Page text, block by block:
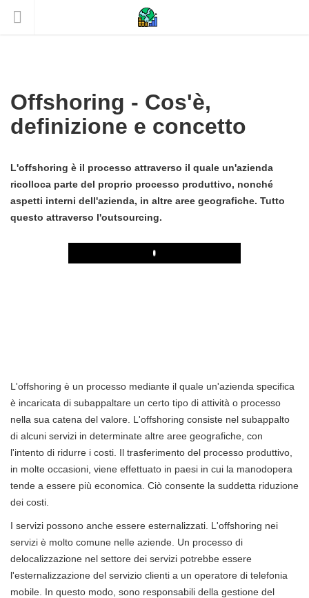
Offshoring - Cos'è,
definizione e concetto
L'offshoring è il processo attraverso il quale un'azienda
ricolloca parte del proprio processo produttivo, nonché
aspetti interni dell'azienda, in altre aree geografiche. Tutto
questo attraverso l'outsourcing.
Play
L'offshoring è un processo mediante il quale un'azienda specifica
è incaricata di subappaltare un certo tipo di attività o processo
nella sua catena del valore. L'offshoring consiste nel subappalto
di alcuni servizi in determinate altre aree geografiche, con
l'intento di ridurre i costi. Il trasferimento del processo produttivo,
in molte occasioni, viene effettuato in paesi in cui la manodopera
tende a essere più economica. Ciò consente la suddetta riduzione
dei costi.
I servizi possono anche essere esternalizzati. L'offshoring nei
servizi è molto comune nelle aziende. Un processo di
delocalizzazione nel settore dei servizi potrebbe essere
l'esternalizzazione del servizio clienti a un operatore di telefonia
mobile. In questo modo, sono responsabili della gestione del